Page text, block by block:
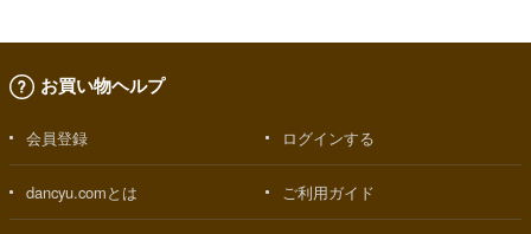
お買い物ヘルプ
会員登録 ログインする
dancyu.comとは ご利用ガイド